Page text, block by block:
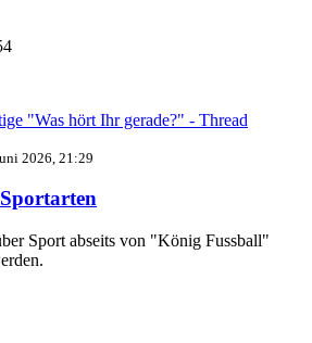
"Was hört Ihr gerade?" - Thread
2026, 21:29
Sport abseits von "König Fussball"